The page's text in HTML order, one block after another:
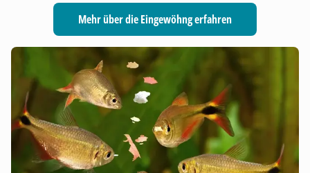
Mehr über die Eingewöhng erfahren